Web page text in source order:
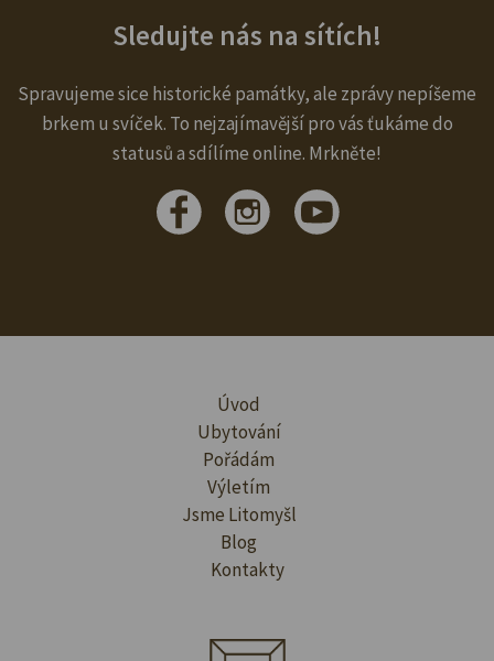
Sledujte nás na sítích!
Spravujeme sice historické památky, ale zprávy nepíšeme
brkem u svíček. To nejzajímavější pro vás ťukáme do
statusů a sdílíme online. Mrkněte!
Úvod
Ubytování
Pořádám
Výletím
Jsme Litomyšl
Blog
Kontakty